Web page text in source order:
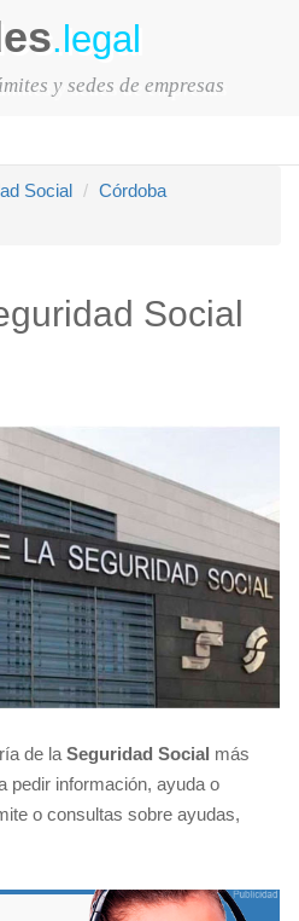
.legal
y sedes de empresas
Social
Córdoba
Social
de la Seguridad Social más
pedir información, ayuda o
o consultas sobre ayudas,